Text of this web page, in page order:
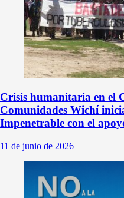
Crisis humanitaria en el
Comunidades Wichí
Impenetrable con el
11 de junio de 2026